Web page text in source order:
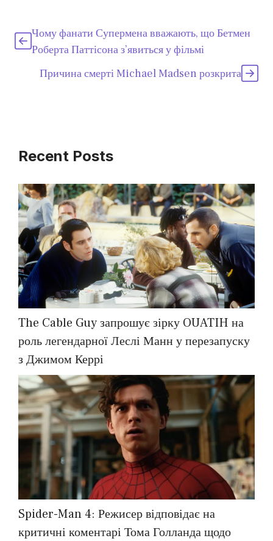
Чому фанати Супермена вважають, що Бетмен
Роберта Паттісона з’явиться у фільмі
Причина смерті Michael Madsen розкрита
Recent Posts
The Cable Guy запрошує зірку OUATIH на
роль легендарної Леслі Манн у перезапуску
з Джимом Керрі
Spider-Man 4: Режисер відповідає на
критичні коментарі Тома Голланда щодо